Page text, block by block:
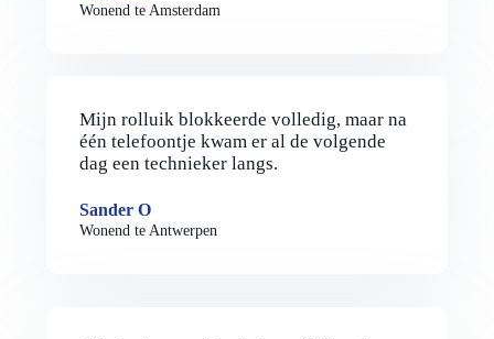
Wonend te Amsterdam
Mijn rolluik blokkeerde volledig, maar na
één telefoontje kwam er al de volgende
dag een technieker langs.
Sander O
Wonend te Antwerpen